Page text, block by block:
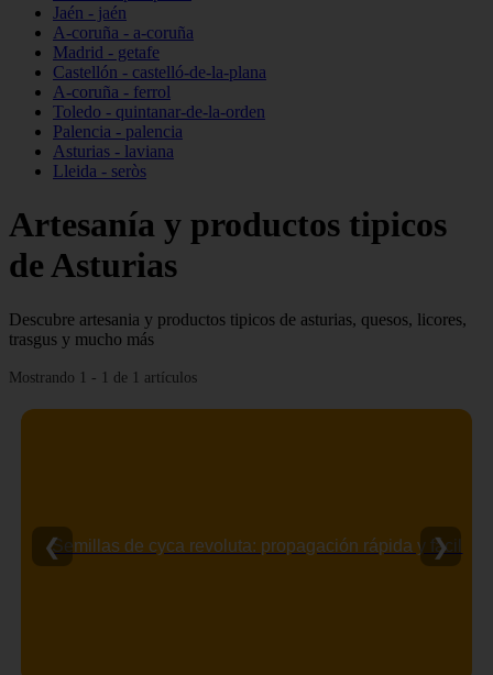
Jaén - jaén
A-coruña - a-coruña
Madrid - getafe
Castellón - castelló-de-la-plana
A-coruña - ferrol
Toledo - quintanar-de-la-orden
Palencia - palencia
Asturias - laviana
Lleida - seròs
Artesanía y productos tipicos
de Asturias
Descubre artesania y productos tipicos de asturias, quesos, licores,
trasgus y mucho más
Mostrando 1 - 1 de 1 artículos
Semillas de cyca revoluta: propagación rápida y fácil
❮ ❯